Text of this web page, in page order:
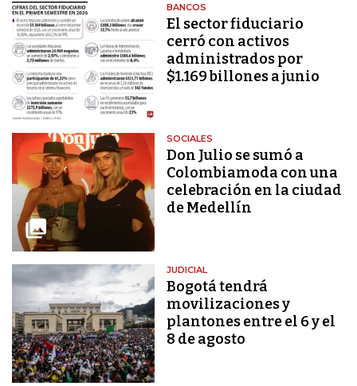
BANCOS
El sector fiduciario
cerró con activos
administrados por
$1.169 billones a junio
SOCIALES
Don Julio se sumó a
Colombiamoda con una
celebración en la ciudad
de Medellín
JUDICIAL
Bogotá tendrá
movilizaciones y
plantones entre el 6 y el
8 de agosto